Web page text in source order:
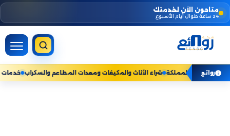
Skip
to
content
متاحون الآن لخدمتك
24 ساعة طوال أيام الأسبوع
روائعالمنزلية — نخدم جميع مناطق المملكة شراء الأثاث والمكيفات ومعدات